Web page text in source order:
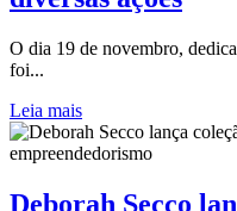
O dia 19 de novembro,
foi...
Leia mais
Deborah Secco